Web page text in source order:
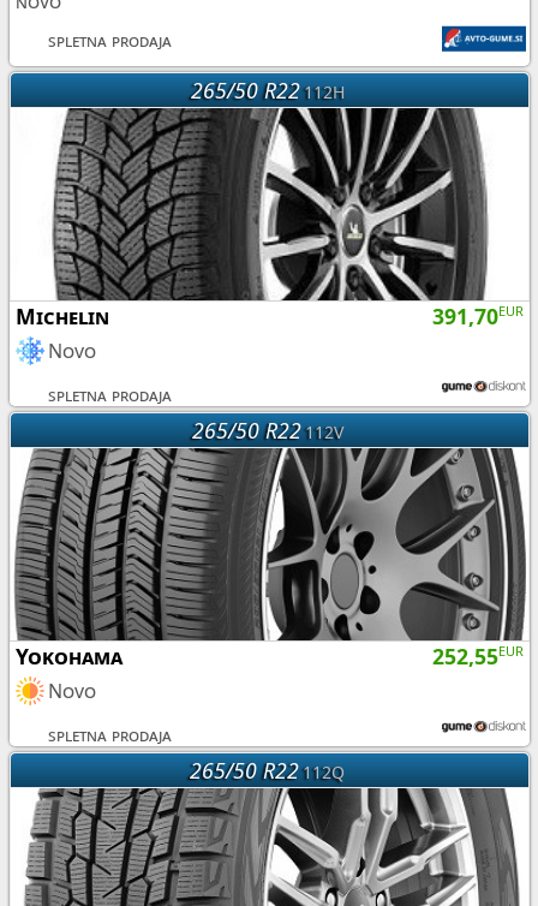
spletna prodaja
265/50 R22112H
391,70EUR
Michelin
Novo
spletna prodaja
265/50 R22112V
252,55EUR
Yokohama
Novo
spletna prodaja
265/50 R22112Q